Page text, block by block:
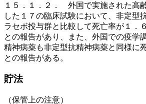
１５．１．２． 外国で実施された高
した１７の臨床試験において、非定型
ラセボ投与群と比較して死亡率が１．
との報告があり、また、外国での疫学
精神病薬も非定型抗精神病薬と同様に
との報告がある。
貯法
（保管上の注意）